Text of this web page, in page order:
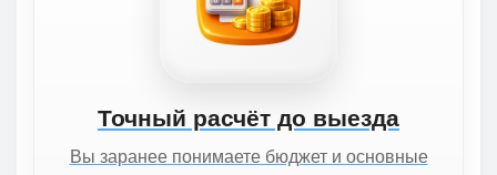
Точный расчёт до выезда
Вы заранее понимаете бюджет и основные